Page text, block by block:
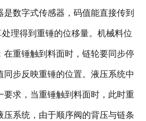
数字式传感器，码值能直接传到
理得到重锤的位移量。机械料位
在重锤触到料面时，链轮要同步停
同步反映重锤的位置。液压系统中
要求，当重锤触到料面时，此时重
压系统，由于顺序阀的背压与链条